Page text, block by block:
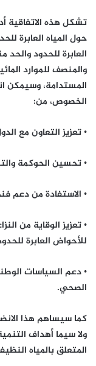
تشكل هذه الاتفاقية
حول المياه العابرة
العابرة للحدود
والمنصف للموارد
المستدامة، وسيمكن
الخصوص، من:
• تعزيز التعاون مع
• تحسين الحوكمة
• الاستفادة من دعم
• تعزيز الوقاية من
للأحواض العابرة
• دعم السياسات
الصحي.
كما سيساهم هذا
ولا سيما أهداف
المتعلق بالمياه